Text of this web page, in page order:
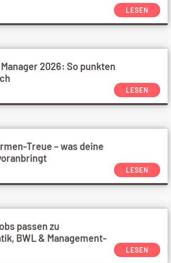
LESEN
2026: So punkten
LESEN
Treue – was deine
LESEN
passen zu
BWL & Management-
LESEN